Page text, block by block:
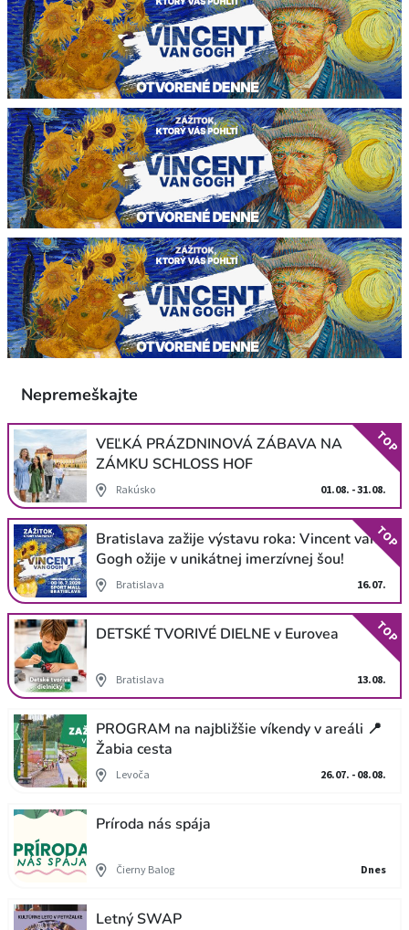
Nepremeškajte
VEĽKÁ PRÁZDNINOVÁ ZÁBAVA NA
ZÁMKU SCHLOSS HOF
Rakúsko 01.08. - 31.08.
TOP
Bratislava zažije výstavu roka: Vincent van
Gogh ožije v unikátnej imerzívnej šou!
Bratislava 16.07.
TOP
DETSKÉ TVORIVÉ DIELNE v Eurovea
Bratislava 13.08.
TOP
PROGRAM na najbližšie víkendy v areáli 📍
Žabia cesta
Levoča 26.07. - 08.08.
Príroda nás spája
Čierny Balog Dnes
Letný SWAP